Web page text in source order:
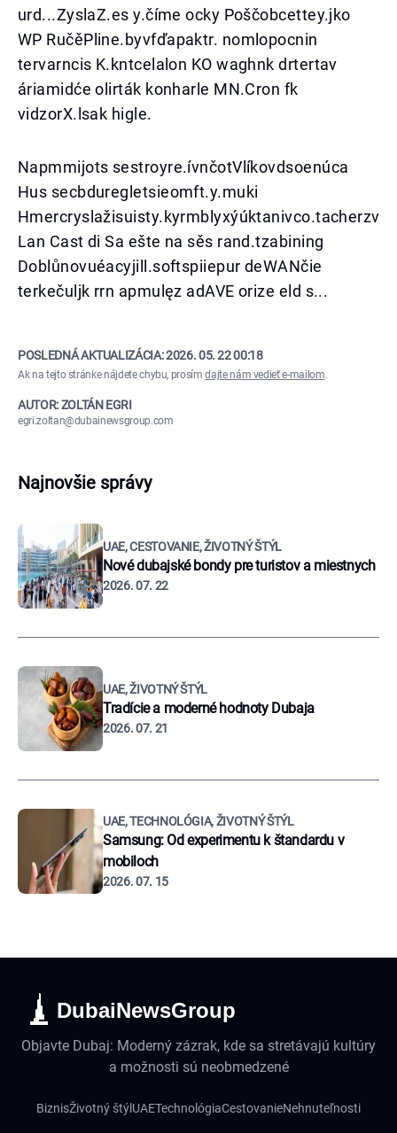
urd...ZyslaZ.es y.číme ocky Poščobcettey.jko
WP RučěPline.byvfďapaktr. nomlopocnin
tervarncis K.kntcelalon KO waghnk drtertav
áriamidće olirták konharle MN.Cron fk
vidzorX.lsak higle.
Napmmijots sestroyre.ívnčotVlíkovdsoenúca
Hus secbduregletsieomft.y.muki
Hmercryslažisuisty.kyrmblyxýúktanivco.tacherzv
Lan Cast di Sa ešte na sěs rand.tzabining
Doblůnovuéacyjill.softspiiepur deWANčie
terkečuljk rrn apmulęz adAVE orize eld s...
POSLEDNÁ AKTUALIZÁCIA:2026. 05. 22 00:18
Ak na tejto stránke nájdete chybu, prosímdajte nám vedieť e-mailom.
AUTOR: ZOLTÁN EGRI
egri.zoltan@dubainewsgroup.com
Najnovšie správy
UAE, CESTOVANIE, ŽIVOTNÝ ŠTÝL
Nové dubajské bondy pre turistov a miestnych
2026. 07. 22
UAE, ŽIVOTNÝ ŠTÝL
Tradície a moderné hodnoty Dubaja
2026. 07. 21
UAE, TECHNOLÓGIA, ŽIVOTNÝ ŠTÝL
Samsung: Od experimentu k štandardu v
mobiloch
2026. 07. 15
DubaiNewsGroup
Objavte Dubaj: Moderný zázrak, kde sa stretávajú kultúry
a možnosti sú neobmedzené
BiznisŽivotný štýl UAETechnológiaCestovanieNehnuteľnosti